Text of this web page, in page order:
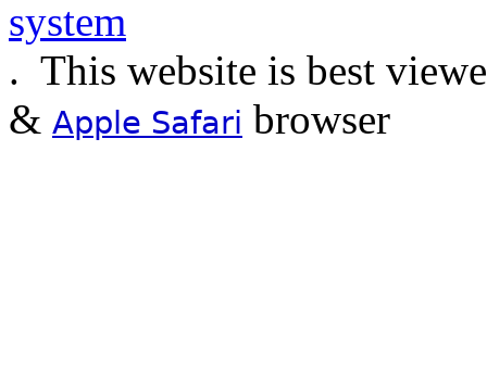
. This website is best
& Apple Safari browser